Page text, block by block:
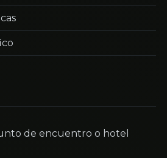
de encuentro o hotel